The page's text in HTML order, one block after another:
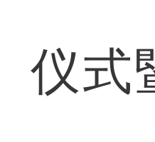
仪式